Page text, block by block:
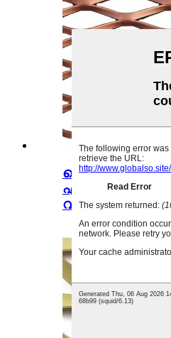
പൊടി പൂശിയ
എക്സ്പാൻഡഡ്
വികസിപ്പിക്കുക...